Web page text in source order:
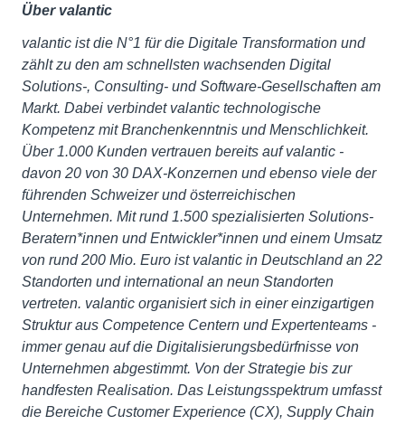
Über valantic
valantic ist die N°1 für die Digitale Transformation und
zählt zu den am schnellsten wachsenden Digital
Solutions-, Consulting- und Software-Gesellschaften am
Markt. Dabei verbindet valantic technologische
Kompetenz mit Branchenkenntnis und Menschlichkeit.
Über 1.000 Kunden vertrauen bereits auf valantic -
davon 20 von 30 DAX-Konzernen und ebenso viele der
führenden Schweizer und österreichischen
Unternehmen. Mit rund 1.500 spezialisierten Solutions-
Beratern*innen und Entwickler*innen und einem Umsatz
von rund 200 Mio. Euro ist valantic in Deutschland an 22
Standorten und international an neun Standorten
vertreten. valantic organisiert sich in einer einzigartigen
Struktur aus Competence Centern und Expertenteams -
immer genau auf die Digitalisierungsbedürfnisse von
Unternehmen abgestimmt. Von der Strategie bis zur
handfesten Realisation. Das Leistungsspektrum umfasst
die Bereiche Customer Experience (CX), Supply Chain